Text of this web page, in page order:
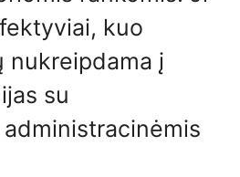
kuo
nukreipdama į
su